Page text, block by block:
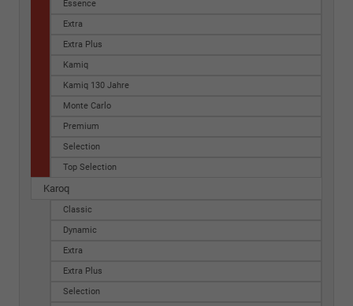
Essence
Extra
Extra Plus
Kamiq
Kamiq 130 Jahre
Monte Carlo
Premium
Selection
Top Selection
Karoq
Classic
Dynamic
Extra
Extra Plus
Selection